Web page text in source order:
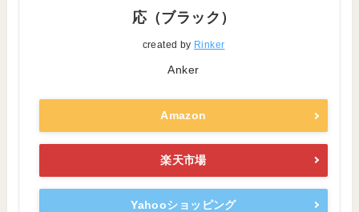
応（ブラック）
created by Rinker
Anker
Amazon
楽天市場
Yahooショッピング